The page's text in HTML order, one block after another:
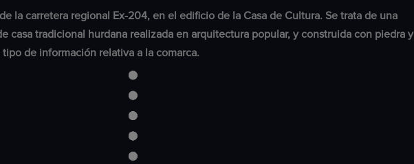
la carretera regional Ex-204, en el edificio de la Casa de Cultura. Se trata de una
casa tradicional hurdana realizada en arquitectura popular, y construida con piedra y
de información relativa a la comarca.